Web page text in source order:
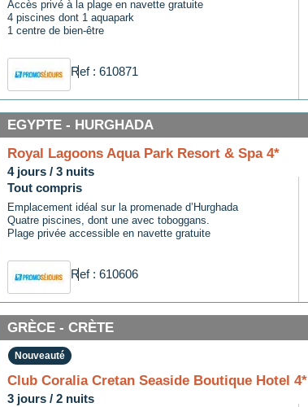
Accès privé à la plage en navette gratuite
4 piscines dont 1 aquapark
1 centre de bien-être
Ref : 610871
EGYPTE - HURGHADA
Royal Lagoons Aqua Park Resort & Spa 4*
4 jours / 3 nuits
Tout compris
Emplacement idéal sur la promenade d’Hurghada
Quatre piscines, dont une avec toboggans.
Plage privée accessible en navette gratuite
Ref : 610606
GRÈCE - CRÈTE
Nouveauté
Club Coralia Cretan Seaside Boutique Hotel 4*
3 jours / 2 nuits